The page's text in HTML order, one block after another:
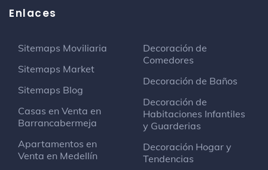
Enlaces
Sitemaps Moviliaria
Sitemaps Market
Sitemaps Blog
Casas en Venta en
Barrancabermeja
Apartamentos en
Venta en Medellín
Decoración de
Comedores
Decoración de Baños
Decoración de
Habitaciones Infantiles
y Guarderias
Decoración Hogar y
Tendencias